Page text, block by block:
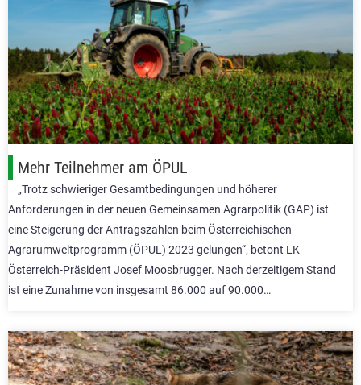
Mehr Teilnehmer am ÖPUL
„Trotz schwieriger Gesamtbedingungen und höherer
Anforderungen in der neuen Gemeinsamen Agrarpolitik (GAP) ist
eine Steigerung der Antragszahlen beim Österreichischen
Agrarumweltprogramm (ÖPUL) 2023 gelungen“, betont LK-
Österreich-Präsident Josef Moosbrugger. Nach derzeitigem Stand
ist eine Zunahme von insgesamt 86.000 auf 90.000…